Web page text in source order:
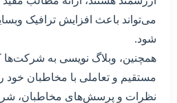
می‌تواند باعث افزایش ترافیک
شود.
همچنین، وبلاگ نویسی به شرکت‌ها
مستقیم و تعاملی با مخاطبان خود
نظرات و پرسش‌های مخاطبان،